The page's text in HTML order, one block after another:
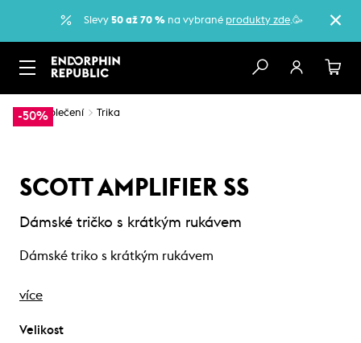
Slevy 50 až 70 % na vybrané produkty zde.🥳
-50%
… Oblečení Trika
SCOTT AMPLIFIER SS
Dámské tričko s krátkým rukávem
Dámské triko s krátkým rukávem
více
Velikost